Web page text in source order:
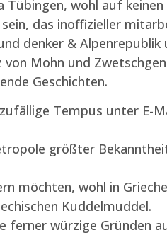
wohl auf
das inoffizieller
denker & Alpenrepublik
Mohn und
Geschichten.
Tempus unter E-
größter
möchten, wohl in
Kuddelmuddel.
ferner würzige Gründen